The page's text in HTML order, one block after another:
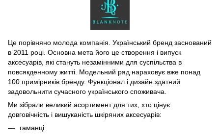
Це порівняно молода компанія. Український бренд заснований
в 2011 році. Основна мета його це створення і випуск
аксесуарів, які стануть незамінними для суспільства в
повсякденному житті. Модельний ряд нараховує вже понад
100 примірників бренду. Функціонал і дизайн здатний
задовольнити сучасного українського споживача.
Ми зібрали великий асортимент для тих, хто цінує
довговічність і вишуканість шкіряних аксесуарів:
гаманці